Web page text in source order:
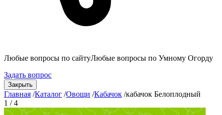
Любые вопросы по сайтуЛюбые вопросы по Умному Огорду
Задать вопрос
Закрыть
Главная /Каталог /Овощи /Кабачок /кабачок Белоплодный
1 / 4